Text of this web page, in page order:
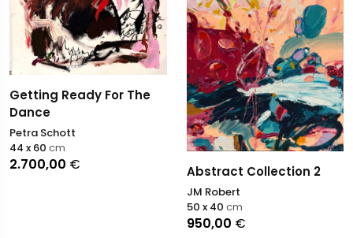
Getting Ready For The
Dance
Petra Schott
2.700,00 €
44 x 60 cm
Abstract Collection 2
JM Robert
950,00 €
50 x 40 cm